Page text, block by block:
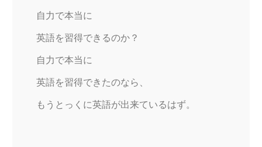
自力で本当に
英語を習得できるのか？
自力で本当に
英語を習得できたのなら、
もうとっくに英語が出来ているはず。